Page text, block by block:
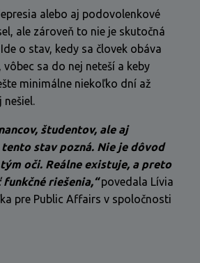
alebo aj podovolenkové
ale zároveň to nie je skutočná
o stav, kedy sa človek obáva
sa do nej neteší a keby
minimálne niekoľko dní až
nešiel.
študentov, ale aj
stav pozná. Nie je dôvod
oči. Reálne existuje, a preto
riešenia,“povedala Lívia
pre Public Affairs v spoločnosti